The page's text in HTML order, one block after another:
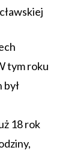
tym roku
był
18 rok